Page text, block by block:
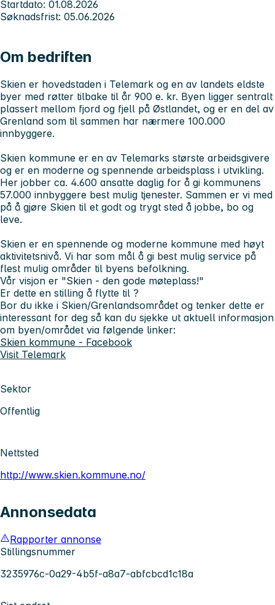
Startdato: 01.08.2026
Søknadsfrist: 05.06.2026
Om bedriften
Skien er hovedstaden i Telemark og en av landets eldste
byer med røtter tilbake til år 900 e. kr. Byen ligger sentralt
plassert mellom fjord og fjell på Østlandet, og er en del av
Grenland som til sammen har nærmere 100.000
innbyggere.
Skien kommune er en av Telemarks største arbeidsgivere
og er en moderne og spennende arbeidsplass i utvikling.
Her jobber ca. 4.600 ansatte daglig for å gi kommunens
57.000 innbyggere best mulig tjenester. Sammen er vi med
på å gjøre Skien til et godt og trygt sted å jobbe, bo og
leve.
Skien er en spennende og moderne kommune med høyt
aktivitetsnivå. Vi har som mål å gi best mulig service på
flest mulig områder til byens befolkning.
Vår visjon er "Skien - den gode møteplass!"
Er dette en stilling å flytte til ?
Bor du ikke i Skien/Grenlandsområdet og tenker dette er
interessant for deg så kan du sjekke ut aktuell informasjon
om byen/området via følgende linker:
Skien kommune - Facebook
Visit Telemark
Sektor
Offentlig
Nettsted
http://www.skien.kommune.no/
Annonsedata
Rapporter annonse
Stillingsnummer
3235976c-0a29-4b5f-a8a7-abfcbcd1c18a